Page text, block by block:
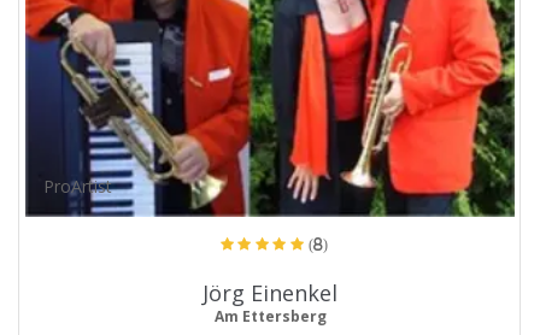
ProArtist
(8)
Jörg Einenkel
Am Ettersberg